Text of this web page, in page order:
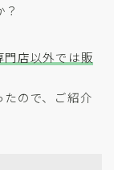
門店以外では販
ので、ご紹介